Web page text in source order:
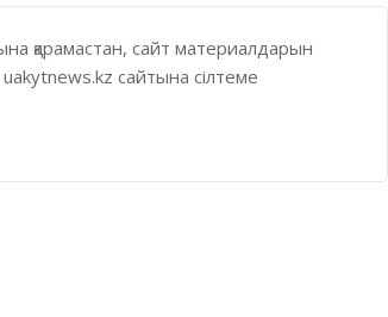
қарамастан, сайт материалдарын
сайтына сілтеме